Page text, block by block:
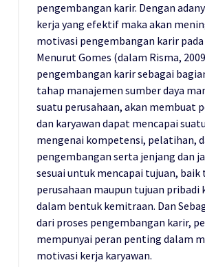
pengembangan karir. Dengan
kerja yang efektif maka akan
motivasi pengembangan karir pada
Menurut Gomes (dalam Risma,
pengembangan karir sebagai
tahap manajemen sumber daya
suatu perusahaan, akan membuat
dan karyawan dapat mencapai
mengenai kompetensi, pelatihan,
pengembangan serta jenjang dan
sesuai untuk mencapai tujuan, baik
perusahaan maupun tujuan pribadi
dalam bentuk kemitraan. Dan
dari proses pengembangan karir,
mempunyai peran penting dalam
motivasi kerja karyawan.